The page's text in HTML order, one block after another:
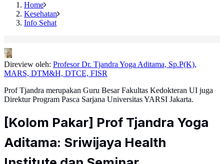
Home
Kesehatan
Info Sehat
Direview oleh: Profesor Dr. Tjandra Yoga Aditama, Sp.P(K),
MARS, DTM&H, DTCE, FISR
Prof Tjandra merupakan Guru Besar Fakultas Kedokteran UI juga
Direktur Program Pasca Sarjana Universitas YARSI Jakarta.
[Kolom Pakar] Prof Tjandra Yoga
Aditama: Sriwijaya Health